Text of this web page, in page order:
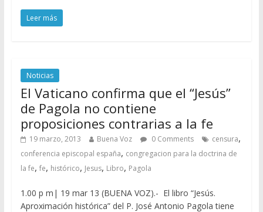
Leer más
Noticias
El Vaticano confirma que el “Jesús”
de Pagola no contiene
proposiciones contrarias a la fe
19 marzo, 2013 Buena Voz 0 Comments censura,
conferencia episcopal españa, congregacion para la doctrina de
la fe, fe, histórico, Jesus, Libro, Pagola
1.00 p m| 19 mar 13 (BUENA VOZ).- El libro “Jesús.
Aproximación histórica” del P. José Antonio Pagola tiene